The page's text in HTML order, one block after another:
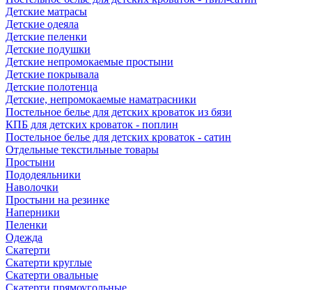
Детские матрасы
Детские одеяла
Детские пеленки
Детские подушки
Детские непромокаемые простыни
Детские покрывала
Детские полотенца
Детские, непромокаемые наматрасники
Постельное белье для детских кроваток из бязи
КПБ для детских кроваток - поплин
Постельное белье для детских кроваток - сатин
Отдельные текстильные товары
Простыни
Пододеяльники
Наволочки
Простыни на резинке
Наперники
Пеленки
Одежда
Скатерти
Скатерти круглые
Скатерти овальные
Скатерти прямоугольные